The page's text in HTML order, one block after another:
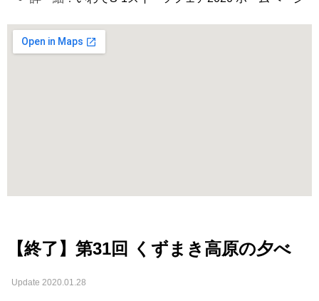
【終了】第31回 くずまき高原の夕べ
Update 2020.01.28